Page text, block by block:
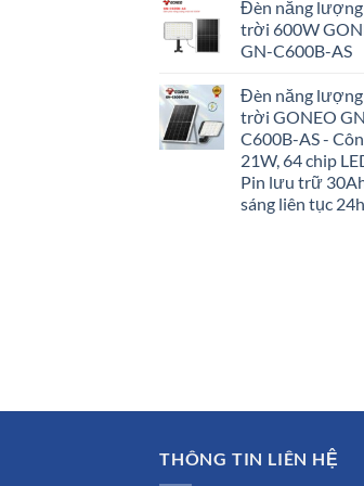
Đèn năng
trời 600W
GN-C600B-AS
Đèn năng
trời GONEO
C600B-AS -
21W, 64 chip
Pin lưu trữ
sáng liên tục
THÔNG TIN LIÊN HỆ